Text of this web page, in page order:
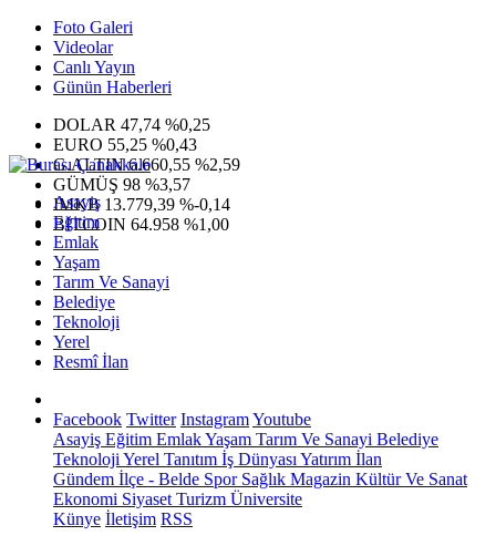
Foto Galeri
Videolar
Canlı Yayın
Günün Haberleri
DOLAR 47,74 %0,25
EURO 55,25 %0,43
G.ALTIN6.660,55 %2,59
GÜMÜŞ 98 %3,57
IMKB 13.779,39 %-0,14
BITCOIN 64.958 %1,00
Asayiş
Eğitim
Emlak
Yaşam
Tarım Ve Sanayi
Belediye
Teknoloji
Yerel
Resmî İlan
Facebook Twitter InstagramYoutube
Asayiş Eğitim EmlakYaşam Tarım Ve Sanayi Belediye
Teknoloji Yerel Tanıtım İş Dünyası Yatırım İlan
Gündem İlçe - Belde SporSağlık Magazin Kültür Ve Sanat
Ekonomi Siyaset Turizm Üniversite
Künye İletişim RSS